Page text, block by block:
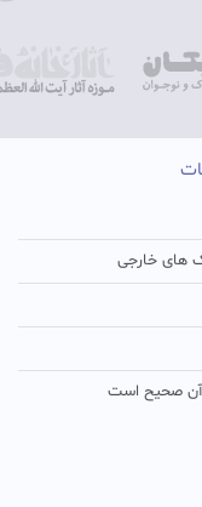
های خارجی
آن صحیح است